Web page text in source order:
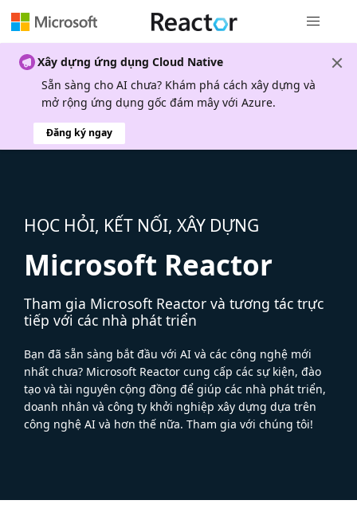
Xây dựng ứng dụng Cloud Native
Sẵn sàng cho AI chưa? Khám phá cách xây dựng và
mở rộng ứng dụng gốc đám mây với Azure.
Đăng ký ngay
HỌC HỎI, KẾT NỐI, XÂY DỰNG
Microsoft Reactor
Tham gia Microsoft Reactor và tương tác trực
tiếp với các nhà phát triển
Bạn đã sẵn sàng bắt đầu với AI và các công nghệ mới
nhất chưa? Microsoft Reactor cung cấp các sự kiện, đào
tạo và tài nguyên cộng đồng để giúp các nhà phát triển,
doanh nhân và công ty khởi nghiệp xây dựng dựa trên
công nghệ AI và hơn thế nữa. Tham gia với chúng tôi!